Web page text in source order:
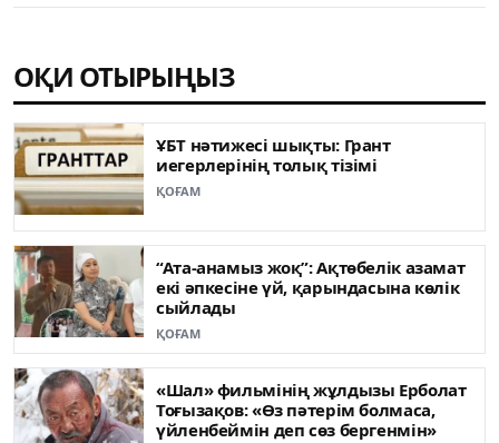
ОҚИ ОТЫРЫҢЫЗ
ҰБТ нәтижесі шықты: Грант
иегерлерінің толық тізімі
ҚОҒАМ
“Ата-анамыз жоқ”: Ақтөбелік азамат
екі әпкесіне үй, қарындасына көлік
сыйлады
ҚОҒАМ
«Шал» фильмінің жұлдызы Ерболат
Тоғызақов: «Өз пәтерім болмаса,
үйленбеймін деп сөз бергенмін»